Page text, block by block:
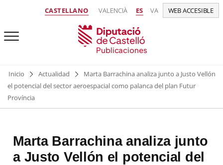
CASTELLANO VALENCIÀ ES VA WEB ACCESIBLE
Publicaciones
Inicio Actualidad
Marta Barrachina analiza junto a Justo Vellón
el potencial del sector aeroespacial como palanca del plan Futur
Província
Marta Barrachina analiza junto
a Justo Vellón el potencial del